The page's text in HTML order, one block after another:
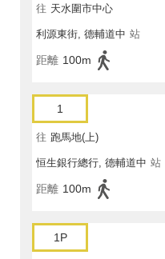
往 天水圍市中心
利源東街, 德輔道中 站
距離 100m
1
往 跑馬地(上)
恒生銀行總行, 德輔道中 站
距離 100m
1P